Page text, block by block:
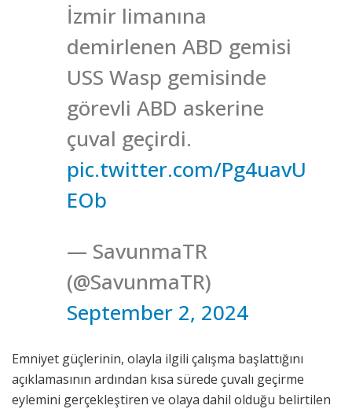
İzmir limanına
demirlenen ABD gemisi
USS Wasp gemisinde
görevli ABD askerine
çuval geçirdi.
pic.twitter.com/Pg4uavU
EOb
— SavunmaTR
(@SavunmaTR)
September 2, 2024
Emniyet güçlerinin, olayla ilgili çalışma başlattığını
açıklamasının ardından kısa sürede çuvalı geçirme
eylemini gerçekleştiren ve olaya dahil olduğu belirtilen